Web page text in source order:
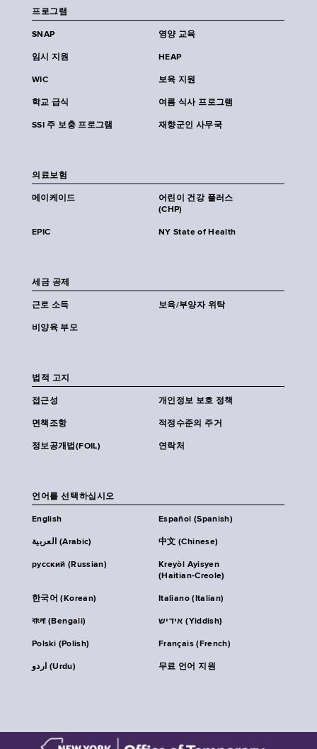
프로그램
SNAP 영양 교육
임시 지원 HEAP
WIC 보육 지원
학교 급식 여름 식사 프로그램
SSI 주 보충 프로그램 재향군인 사무국
의료보험
메이케이드
어린이 건강 플러스
(CHP)
EPIC NY State of Health
세금 공제
근로 소득 보육/부양자 위탁
비양육 부모
법적 고지
접근성 개인정보 보호 정책
면책조항 적정수준의 주거
정보공개법(FOIL) 연락처
언어를 선택하십시오
English Español (Spanish)
العربية (Arabic) 中文 (Chinese)
русский (Russian)
Kreyòl Ayisyen
(Haitian-Creole)
한국어 (Korean) Italiano (Italian)
বাংলা (Bengali) אידיש (Yiddish)
Polski (Polish) Français (French)
اردو (Urdu) 무료 언어 지원